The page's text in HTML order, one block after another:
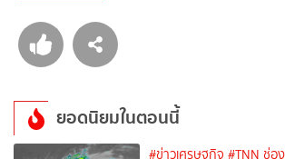
ยอดนิยมในตอนนี้
#ข่าวเศรษฐกิจ #TNN ช่อ